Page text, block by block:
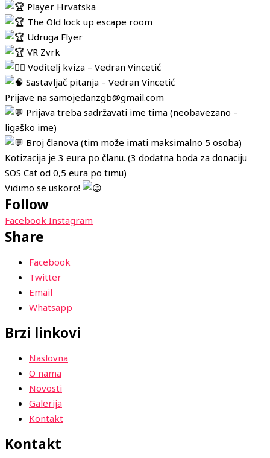
Player Hrvatska
The Old lock up escape room
Udruga Flyer
VR Zvrk
Voditelj kviza – Vedran Vincetić
Sastavljač pitanja – Vedran Vincetić
Prijave na samojedanzgb@gmail.com
Prijava treba sadržavati ime tima (neobavezano –
ligaško ime)
Broj članova (tim može imati maksimalno 5 osoba)
Kotizacija je 3 eura po članu. (3 dodatna boda za donaciju
SOS Cat od 0,5 eura po timu)
Vidimo se uskoro!
Follow
Facebook Instagram
Share
Facebook
Twitter
Email
Whatsapp
Brzi linkovi
Naslovna
O nama
Novosti
Galerija
Kontakt
Kontakt